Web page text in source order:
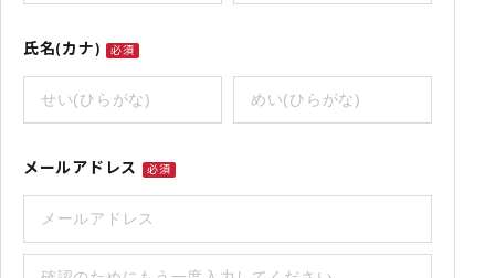
氏名(カナ) 必須
メールアドレス 必須